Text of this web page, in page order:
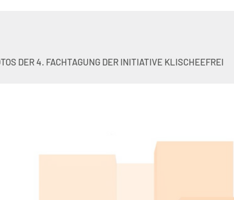
DER 4. FACHTAGUNG DER INITIATIVE KLISCHEEFREI